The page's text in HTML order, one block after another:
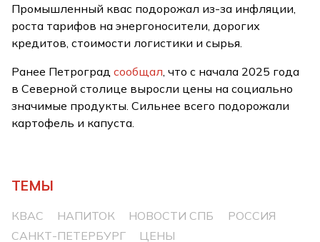
Промышленный квас подорожал из-за инфляции,
роста тарифов на энергоносители, дорогих
кредитов, стоимости логистики и сырья.
Ранее Петроградсообщал , что с начала 2025 года
в Северной столице выросли цены на социально
значимые продукты. Сильнее всего подорожали
картофель и капуста.
ТЕМЫ
КВАС НАПИТОК НОВОСТИ СПБ
РОССИЯ
САНКТ-ПЕТЕРБУРГ
ЦЕНЫ